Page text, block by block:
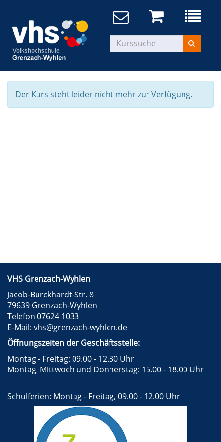
Der Kurs steht leider nicht mehr zur Verfügung.
VHS Grenzach-Wyhlen
Jacob-Burckhardt-Str. 8
79639 Grenzach-Wyhlen
Telefon 07624 1033
E-Mail: vhs@grenzach-wyhlen.de
Öffnungszeiten der Geschäftsstelle:
Montag - Freitag: 09.00 - 12.30 Uhr
Montag, Mittwoch und Donnerstag: 15.00 - 18.00 Uhr
Schulferien: Montag - Freitag, 09.00 - 12.00 Uhr